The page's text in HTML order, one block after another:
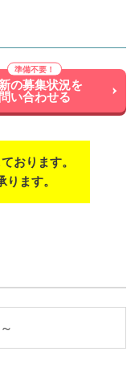
の募集状況を
問い合わせる
おります。
ます。